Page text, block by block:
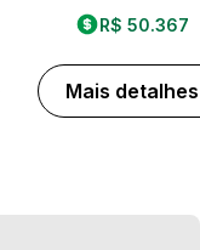
R$ 50.367
Mais detalhes